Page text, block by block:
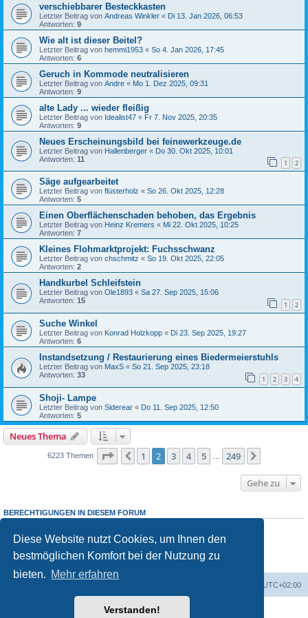
Diese Website nutzt Cookies, um Ihnen den
bestmöglichen Komfort bei der Nutzung zu
bieten. Mehr erfahren
Verstanden!
verschiebbarer Besteckkasten
Letzter Beitrag von Andreas Winkler « Di 13. Jan 2026, 06:53
Antworten: 9
Wie alt ist dieser Beitel?
Letzter Beitrag von hemmi1953 « So 4. Jan 2026, 17:45
Antworten: 6
Geruch in Kommode neutralisieren
Letzter Beitrag von Andre « Mo 1. Dez 2025, 09:31
Antworten: 9
alte Lady ... wieder fleißig
Letzter Beitrag von Idealist47 « Fr 7. Nov 2025, 20:35
Antworten: 9
Neues Erscheinungsbild bei feinewerkzeuge.de
Letzter Beitrag von Hallenberger « Do 30. Okt 2025, 10:01
Antworten: 11 1 2
Säge aufgearbeitet
Letzter Beitrag von flüsterholz « So 26. Okt 2025, 12:28
Antworten: 5
Einen Oberflächenschaden behoben, das Ergebnis
Letzter Beitrag von Heinz Kremers « Mi 22. Okt 2025, 10:25
Antworten: 7
Kleines Flohmarktprojekt: Fuchsschwanz
Letzter Beitrag von chschmitz « So 19. Okt 2025, 22:05
Antworten: 2
Handkurbel Schleifstein
Letzter Beitrag von Ole1893 « Sa 27. Sep 2025, 15:06
Antworten: 15 1 2
Suche Winkel
Letzter Beitrag von Konrad Holzkopp « Di 23. Sep 2025, 19:27
Antworten: 6
Instandsetzung / Restaurierung eines Biedermeierstuhls
Letzter Beitrag von MaxS « So 21. Sep 2025, 23:18
Antworten: 33 1 2 3 4
Shoji- Lampe
Letzter Beitrag von Siderear « Do 11. Sep 2025, 12:50
Antworten: 5
Neues Thema
6223 Themen Seite von 249
Vorherige
1 2 3 4 5 249
Gehe zu
BERECHTIGUNGEN IN DIESEM FORUM
Sie dürfenkeineAntworten zu Themen in diesem Forum erstellen.
Sie dürfen Ihre Beiträge in diesem Forumnicht ändern.
Sie dürfen Ihre Beiträge in diesem Forumnichtlöschen.
keine
UTC+02:00
Powered byphpBB® Forum Software © phpBB Limited